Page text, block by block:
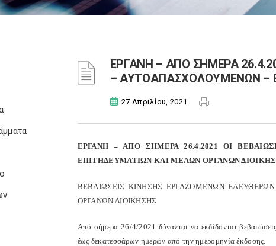
ΕΡΓΑΝΗ – ΑΠΟ ΣΗΜΕΡΑ
– ΑΥΤΟΑΠΑΣΧΟΛΟΥΜΕΝΩΝ –
27 Απριλίου, 2021
ΕΡΓΑΝΗ – ΑΠΟ ΣΗΜΕΡΑ 26.4.2021 ΟΙ
ΕΠΙΤΗΔΕΥΜΑΤΙΩΝ ΚΑΙ ΜΕΛΩΝ ΟΡΓΑΝΩΝ
ΒΕΒΑΙΩΣΕΙΣ ΚΙΝΗΣΗΣ ΕΡΓΑΖΟΜΕΝΩΝ
ΟΡΓΑΝΩΝ ΔΙΟΙΚΗΣΗΣ
Από σήμερα 26/4/2021 δύνανται να εκδίδονται
έως δεκατεσσάρων ημερών από την ημερομηνία έκδοσης.